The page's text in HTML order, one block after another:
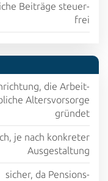
Beiträge steuer­
frei
die Arbeit­
Alters­vorsorge
gründet
je nach konkreter
Aus­gestaltung
sicher, da Pensions­